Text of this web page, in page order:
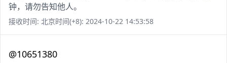
钟，请勿告知他人。
接收时间: 北京时间(+8): 2024-10-22 14:53:58
@10651380